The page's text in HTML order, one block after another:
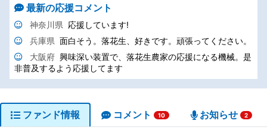
最新の応援コメント
神奈川県 応援しています!
兵庫県 面白そう。落花生、好きです。頑張ってください。
大阪府 興味深い装置で、落花生農家の応援になる機械。是
非普及するよう応援してます
ファンド情報 コメント 10 お知らせ 2